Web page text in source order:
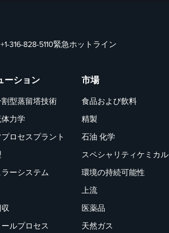
+1-316-828-5110緊急ホットライン
ーション
型蒸留塔技術
力学
ロセスプラント
ーシステム
ルプロセス
市場
食品および飲料
精製
石油 化学
スペシャリティケミカル
環境の持続可能性
上流
医薬品
天然ガス